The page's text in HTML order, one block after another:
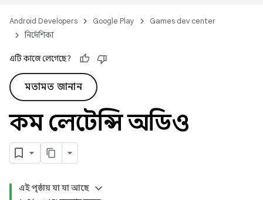
Android Developers Google Play
Games dev center
নির্দেশিকা
এটি কাজে লেগেছে?
মতামত জানান
কম লেটেন্সি অডিও
এই পৃষ্ঠায় যা যা আছে